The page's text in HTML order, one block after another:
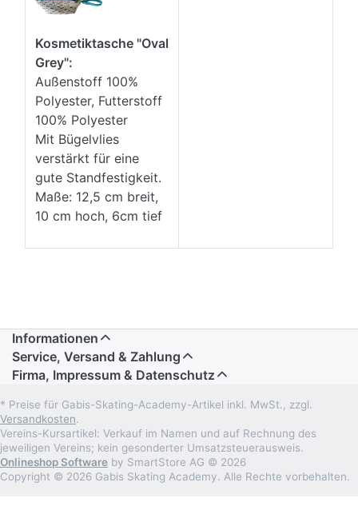
Kosmetiktasche "Oval
Grey":
Außenstoff 100%
Polyester, Futterstoff
100% Polyester
Mit Bügelvlies
verstärkt für eine
gute Standfestigkeit.
Maße: 12,5 cm breit,
10 cm hoch, 6cm tief
Informationen
Service, Versand & Zahlung
Firma, Impressum & Datenschutz
* Preise für Gabis-Skating-Academy-Artikel inkl. MwSt., zzgl.
Versandkosten.
Vereins-Kursartikel: Verkauf im Namen und auf Rechnung des
jeweiligen Vereins; kein gesonderter Umsatzsteuerausweis.
Onlineshop Software by SmartStore AG © 2026
Copyright © 2026 Gabis Skating Academy. Alle Rechte vorbehalten.